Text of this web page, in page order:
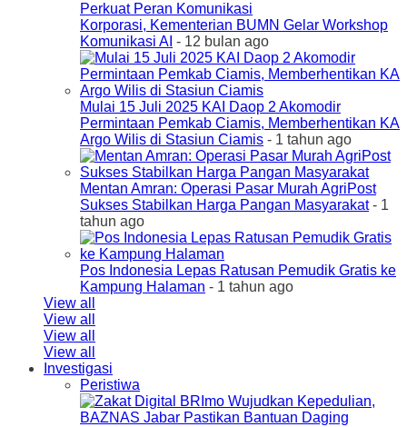
Perkuat Peran Komunikasi
Korporasi, Kementerian BUMN Gelar Workshop
Komunikasi AI - 12 bulan ago
Mulai 15 Juli 2025 KAI Daop 2 Akomodir
Permintaan Pemkab Ciamis, Memberhentikan KA
Argo Wilis di Stasiun Ciamis - 1 tahun ago
Mentan Amran: Operasi Pasar Murah AgriPost
Sukses Stabilkan Harga Pangan Masyarakat- 1
tahun ago
Pos Indonesia Lepas Ratusan Pemudik Gratis ke
Kampung Halaman - 1 tahun ago
View all
View all
View all
View all
Investigasi
Peristiwa